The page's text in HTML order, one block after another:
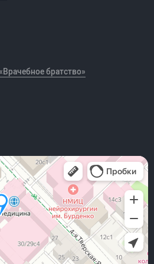
братство»